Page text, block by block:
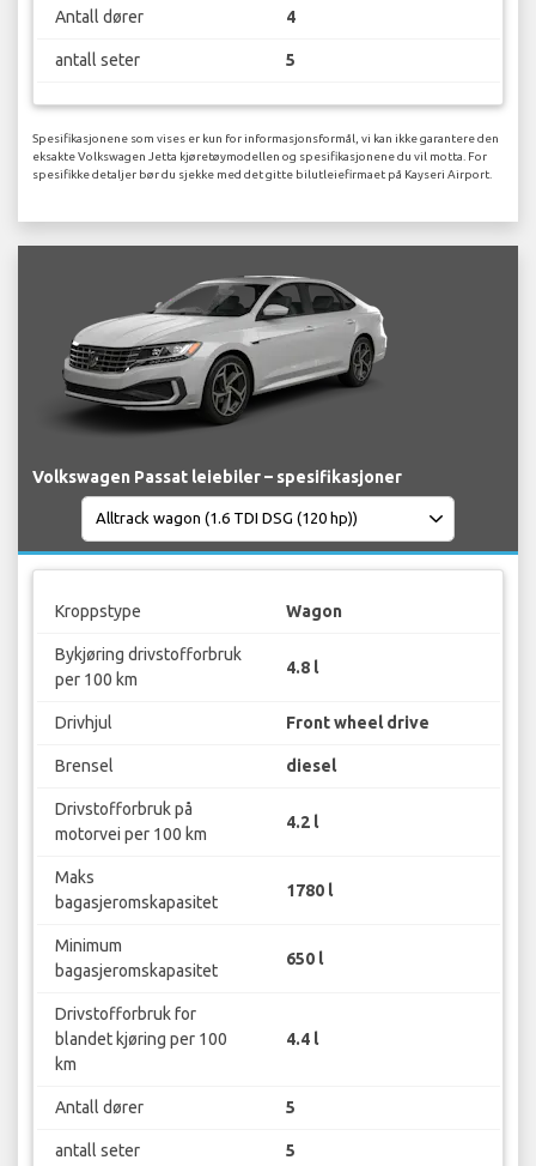
Antall dører 4
antall seter 5
Spesifikasjonene som vises er kun for informasjonsformål, vi kan ikke garantere den
eksakte Volkswagen Jetta kjøretøymodellen og spesifikasjonene du vil motta. For
spesifikke detaljer bør du sjekke med det gitte bilutleiefirmaet på Kayseri Airport.
Volkswagen Passat leiebiler – spesifikasjoner
Kroppstype Wagon
Bykjøring drivstofforbruk
per 100 km
4.8 l
Drivhjul Front wheel drive
Brensel diesel
Drivstofforbruk på
motorvei per 100 km
4.2 l
Maks
bagasjeromskapasitet
1780 l
Minimum
bagasjeromskapasitet
650 l
Drivstofforbruk for
blandet kjøring per 100
km
4.4 l
Antall dører 5
antall seter 5